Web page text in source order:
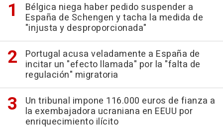
Bélgica niega haber pedido suspender a
España de Schengen y tacha la medida de
"injusta y desproporcionada"
Portugal acusa veladamente a España de
incitar un "efecto llamada" por la "falta de
regulación" migratoria
Un tribunal impone 116.000 euros de fianza a
la exembajadora ucraniana en EEUU por
enriquecimiento ilícito